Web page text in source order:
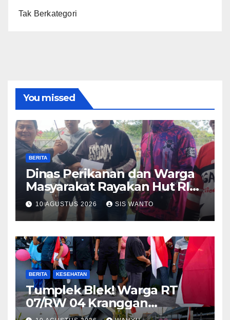
Tak Berkategori
You missed
BERITA
Dinas Perikanan dan Warga
Masyarakat Rayakan Hut RI
ke 81,Menggelar Kompetisi
Lomba Mancing
10 AGUSTUS 2026 SIS WANTO
BERITA KESEHATAN
Tumplek Blek! Warga RT
07/RW 04 Kranggan
Gumul/SLG(Simpang Lima